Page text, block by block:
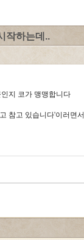
작하는데..
지 코가 맹맹합니다
참고 있습니다'이러면서